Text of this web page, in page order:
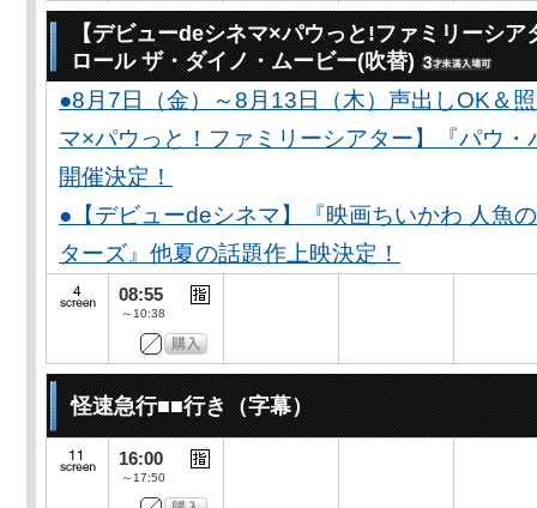
【デビューdeシネマ×パウっと!ファミリーシア
ロール ザ・ダイノ・ムービー(吹替)
●8月7日（金）～8月13日（木）声出しOK＆
マ×パウっと！ファミリーシアター】『パウ
開催決定！
●【デビューdeシネマ】『映画ちいかわ 人魚
ターズ』他夏の話題作上映決定！
08:55
～10:38
怪速急行■■行き（字幕）
16:00
～17:50